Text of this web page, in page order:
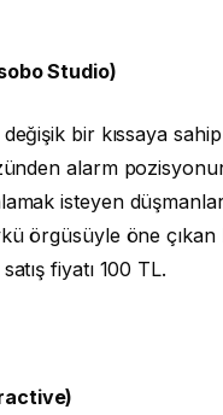
Studio)
değişik bir kıssaya
alarm
isteyen
örgüsüyle öne
fiyatı 100 TL.